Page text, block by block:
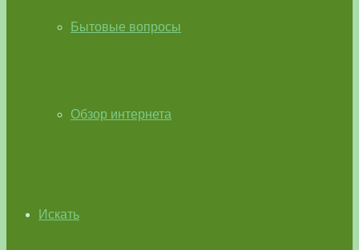
Бытовые вопросы
Обзор интернета
Искать